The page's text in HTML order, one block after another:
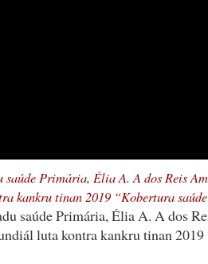
Primária, Élia A. A dos Reis
kankru tinan 2019 “Kobertura
saúde Primária, Élia A. A dos
luta kontra kankru tinan 2019